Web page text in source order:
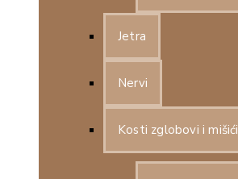
Jetra
Nervi
Kosti zglobovi i mišići